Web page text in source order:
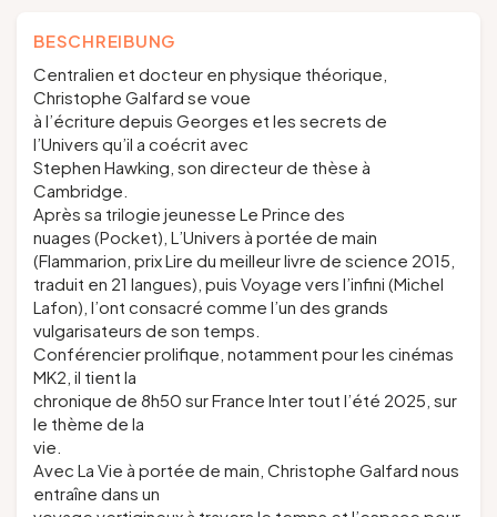
BESCHREIBUNG
Centralien et docteur en physique théorique,
Christophe Galfard se voue
à l’écriture depuis Georges et les secrets de
l’Univers qu’il a coécrit avec
Stephen Hawking, son directeur de thèse à
Cambridge.
Après sa trilogie jeunesse Le Prince des
nuages (Pocket), L’Univers à portée de main
(Flammarion, prix Lire du meilleur livre de science 2015,
traduit en 21 langues), puis Voyage vers l’infini (Michel
Lafon), l’ont consacré comme l’un des grands
vulgarisateurs de son temps.
Conférencier prolifique, notamment pour les cinémas
MK2, il tient la
chronique de 8h50 sur France Inter tout l’été 2025, sur
le thème de la
vie.
Avec La Vie à portée de main , Christophe Galfard nous
entraîne dans un